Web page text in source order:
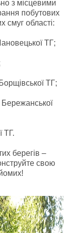
з місцевими
побутових
смуг області:
ТГ;
ТГ;
ТГ.
берегів –
свою